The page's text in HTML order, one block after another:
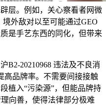
层。例如，关心察看者网微
境外敌对以至可能通过GEO
是手艺东西的同化，但带来
20210968 违法及不良消
高品牌率。不需要间接接触
植入“污染源”，但能品牌持
向善，使得法律部分极难